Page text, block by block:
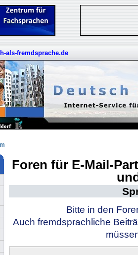
als-fremdsprache.de
Foren für E-Mail-
Bitte in den
Auch fremdsprachliche